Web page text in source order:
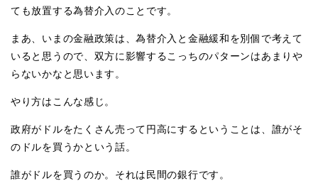
ても放置する為替介入のことです。
まあ、いまの金融政策は、為替介入と金融緩和を別個で考えて
いると思うので、双方に影響するこっちのパターンはあまりや
らないかなと思います。
やり方はこんな感じ。
政府がドルをたくさん売って円高にするということは、誰がそ
のドルを買うかという話。
誰がドルを買うのか。それは民間の銀行です。